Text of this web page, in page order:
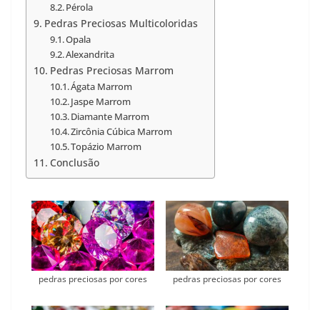
Pérola
Pedras Preciosas Multicoloridas
Opala
Alexandrita
Pedras Preciosas Marrom
Ágata Marrom
Jaspe Marrom
Diamante Marrom
Zircônia Cúbica Marrom
Topázio Marrom
Conclusão
pedras preciosas por cores pedras preciosas por cores